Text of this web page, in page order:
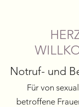
Notruf- und
Für von
betroffene